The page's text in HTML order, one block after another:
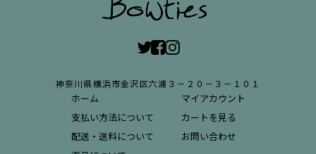
神奈川県横浜市金沢区六浦３－２０－３－１０１
ホーム
支払い方法について
配送・送料について
マイアカウント
カートを見る
お問い合わせ